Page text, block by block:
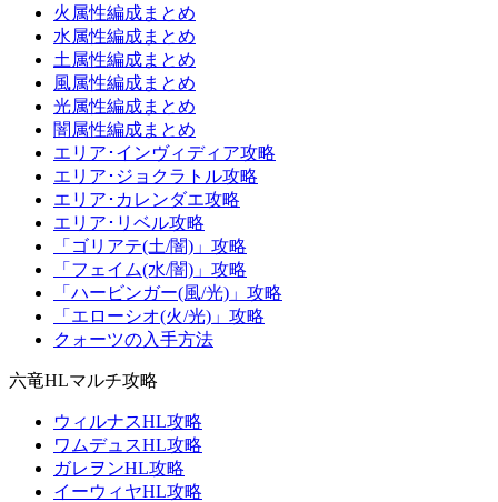
火属性編成まとめ
水属性編成まとめ
土属性編成まとめ
風属性編成まとめ
光属性編成まとめ
闇属性編成まとめ
エリア･インヴィディア攻略
エリア･ジョクラトル攻略
エリア･カレンダエ攻略
エリア･リベル攻略
「ゴリアテ(土/闇)」攻略
「フェイム(水/闇)」攻略
「ハービンガー(風/光)」攻略
「エローシオ(火/光)」攻略
クォーツの入手方法
六竜HLマルチ攻略
ウィルナスHL攻略
ワムデュスHL攻略
ガレヲンHL攻略
イーウィヤHL攻略